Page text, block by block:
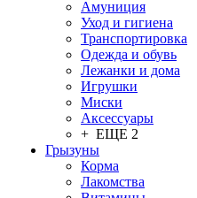
Амуниция
Уход и гигиена
Транспортировка
Одежда и обувь
Лежанки и дома
Игрушки
Миски
Аксессуары
+ ЕЩЕ 2
Грызуны
Корма
Лакомства